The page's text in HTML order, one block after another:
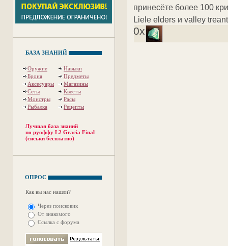
БАЗА ЗНАНИЙ
Оружие
Навыки
Броня
Предметы
Аксесуары
Магазины
Сеты
Квесты
Монстры
Расы
Рыбалка
Рецепты
Лучшая база знаний
по руоффу L2 Gracia Final
(сиськи бесплатно)
ОПРОС
Как вы нас нашли?
Через поисковик
От знакомого
Ссылка с форума
принесёте более 100
Liele elders и valley
0x